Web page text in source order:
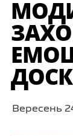
Вересень